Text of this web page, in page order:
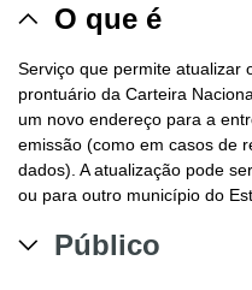
O que é
Serviço que permite atualizar
prontuário da Carteira
um novo endereço para a
emissão (como em casos de
dados). A atualização pode
ou para outro município do
Público